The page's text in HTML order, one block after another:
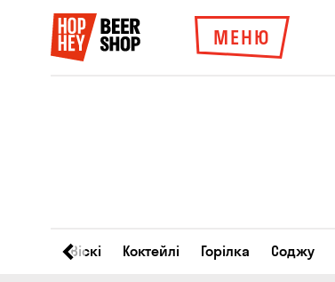
МЕНЮ
Віскі Коктейлі Горілка Соджу